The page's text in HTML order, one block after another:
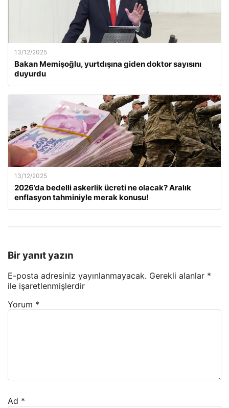
13/12/2025
Bakan Memişoğlu, yurtdışına giden doktor sayısını
duyurdu
13/12/2025
2026’da bedelli askerlik ücreti ne olacak? Aralık
enflasyon tahminiyle merak konusu!
Bir yanıt yazın
E-posta adresiniz yayınlanmayacak. Gerekli alanlar *
ile işaretlenmişlerdir
Yorum *
Ad *